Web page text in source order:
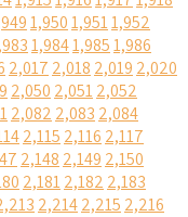
1,9501,9511,952
1,9841,9851,986
2,017 2,018 2,019 2,020
2,050 2,0512,052
2,082 2,083 2,084
2,115 2,116 2,117
2,148 2,149 2,150
2,1812,182 2,183
2,2142,215 2,216